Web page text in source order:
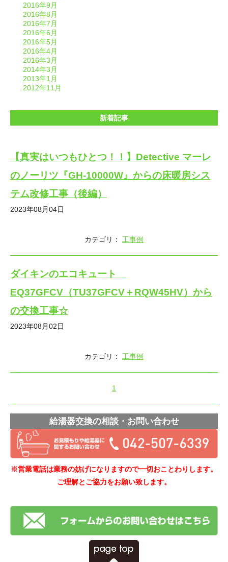
2016年9月
2016年8月
2016年7月
2016年6月
2016年5月
2016年4月
2016年3月
2014年3月
2013年1月
2012年11月
新着記事
【真実はいつもひとつ！！】Detective マーレ
のノーリツ『GH-10000W』からの床暖房シス
テム改修工事（後編）
2023年08月04日
カテゴリ： 工事例
ダイキンのエコキュート
EQ37GFCV（TU37GFCV＋RQW45HV）から
の交換工事☆
2023年08月02日
カテゴリ： 工事例
1
給湯器交換の相談・お問い合わせ
※営業電話は業務の妨げになりますので一切おことわりします。
ご理解とご協力をお願い致します。